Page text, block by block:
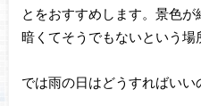
とをおすすめします。景色
暗くてそうでもないという場
では雨の日はどうすればいい